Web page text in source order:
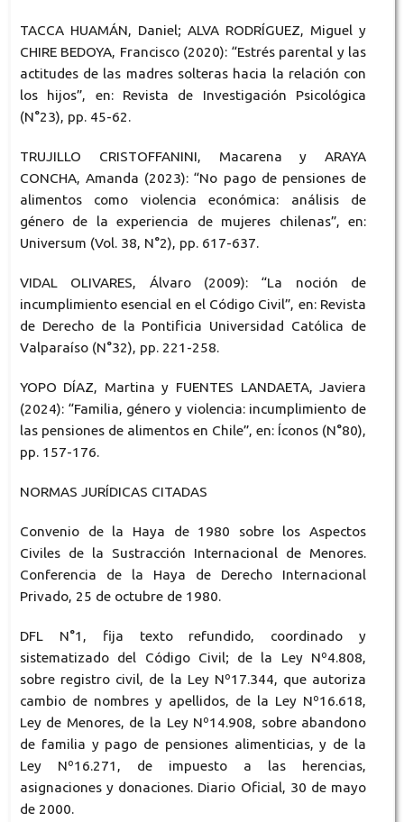
TACCA HUAMÁN, Daniel; ALVA RODRÍGUEZ, Miguel y
CHIRE BEDOYA, Francisco (2020): “Estrés parental y las
actitudes de las madres solteras hacia la relación con
los hijos”, en: Revista de Investigación Psicológica
(N°23), pp. 45-62.
TRUJILLO CRISTOFFANINI, Macarena y ARAYA
CONCHA, Amanda (2023): “No pago de pensiones de
alimentos como violencia económica: análisis de
género de la experiencia de mujeres chilenas”, en:
Universum (Vol. 38, N°2), pp. 617-637.
VIDAL OLIVARES, Álvaro (2009): “La noción de
incumplimiento esencial en el Código Civil”, en: Revista
de Derecho de la Pontificia Universidad Católica de
Valparaíso (N°32), pp. 221-258.
YOPO DÍAZ, Martina y FUENTES LANDAETA, Javiera
(2024): “Familia, género y violencia: incumplimiento de
las pensiones de alimentos en Chile”, en: Íconos (N°80),
pp. 157-176.
NORMAS JURÍDICAS CITADAS
Convenio de la Haya de 1980 sobre los Aspectos
Civiles de la Sustracción Internacional de Menores.
Conferencia de la Haya de Derecho Internacional
Privado, 25 de octubre de 1980.
DFL N°1, fija texto refundido, coordinado y
sistematizado del Código Civil; de la Ley Nº4.808,
sobre registro civil, de la Ley Nº17.344, que autoriza
cambio de nombres y apellidos, de la Ley Nº16.618,
Ley de Menores, de la Ley Nº14.908, sobre abandono
de familia y pago de pensiones alimenticias, y de la
Ley Nº16.271, de impuesto a las herencias,
asignaciones y donaciones. Diario Oficial, 30 de mayo
de 2000.